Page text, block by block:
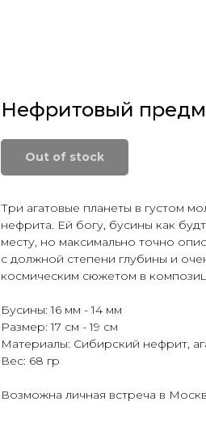
Нефритовый
Out of stock
Три агатовые планеты в густом
нефрита. Ей богу, бусины как
месту, но максимально точно
с должной степени глубины и
космическим сюжетом в
Бусины: 16 мм - 14 мм
Размер: 17 см - 19 см
Материалы: Сибирский нефрит,
Вес: 68 гр
Возможна личная встреча в